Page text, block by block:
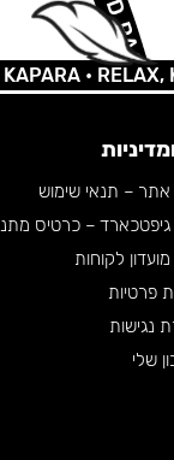
•RELAX,
אתר – תנאי שימוש
גיפטכארד – כרטיס
מועדון לקוחות
פרטיות
נגישות
שלי